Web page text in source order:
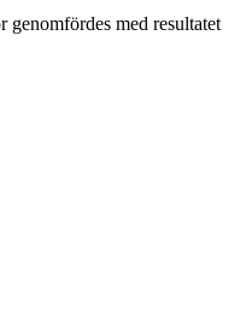
genomfördes med resultatet